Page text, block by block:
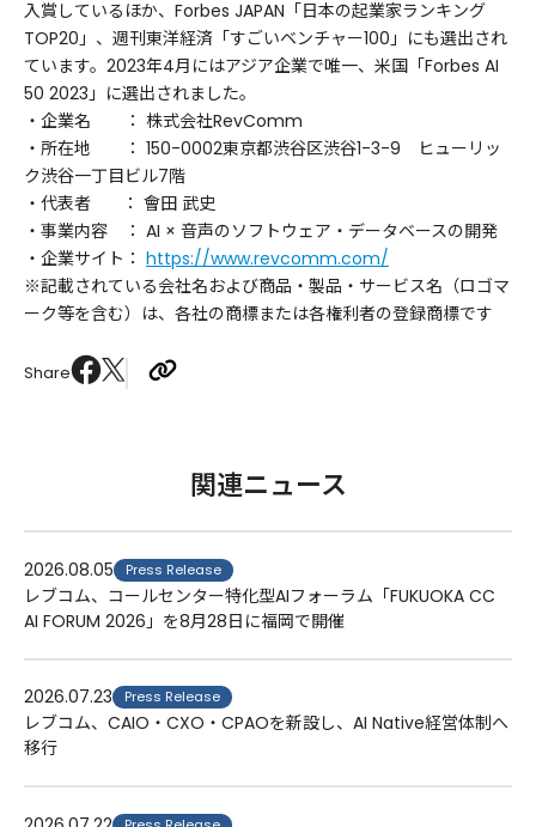
入賞しているほか、Forbes JAPAN「日本の起業家ランキング
TOP20」、週刊東洋経済「すごいベンチャー100」にも選出され
ています。2023年4月にはアジア企業で唯一、米国「Forbes AI
50 2023」に選出されました。
・企業名 ： 株式会社RevComm
・所在地 ： 150-0002東京都渋谷区渋谷1-3-9 ヒューリッ
ク渋谷一丁目ビル7階
・代表者 ： 會田 武史
・事業内容 ： AI × 音声のソフトウェア・データベースの開発
・企業サイト： https://www.revcomm.com/
※記載されている会社名および商品・製品・サービス名（ロゴマ
ーク等を含む）は、各社の商標または各権利者の登録商標です
Share
関連ニュース
2026.08.05 Press Release
レブコム、コールセンター特化型AIフォーラム「FUKUOKA CC
AI FORUM 2026」を8月28日に福岡で開催
2026.07.23 Press Release
レブコム、CAIO・CXO・CPAOを新設し、AI Native経営体制へ
移行